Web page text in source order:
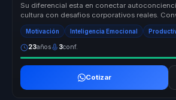
Su diferencial esta en conectar
cultura con desafios corporativos reales.
una practica...
Motivación Inteligencia Emocional
23años 3conf.
Cotizar